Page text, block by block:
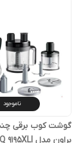
ناموجود
براون مدل MQ 9195XLI